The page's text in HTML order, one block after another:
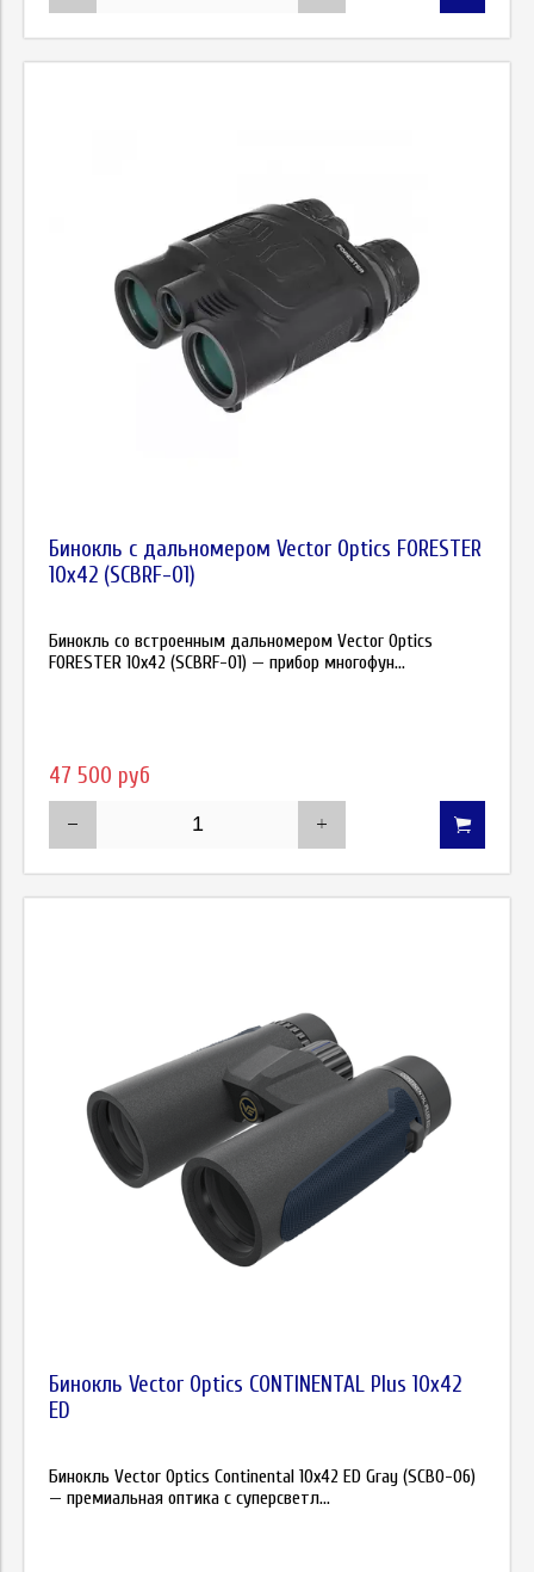
Бинокль с дальномером Vector Optics FORESTER
10х42 (SCBRF-01)
Бинокль со встроенным дальномером Vector Optics
FORESTER 10х42 (SCBRF-01) — прибор многофун...
47 500 руб
Бинокль Vector Optics CONTINENTAL Plus 10х42
ED
Бинокль Vector Optics Continental 10x42 ED Gray (SCBO-06)
— премиальная оптика с суперсветл...